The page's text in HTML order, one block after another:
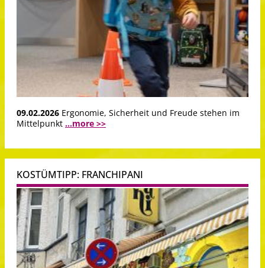
09.02.2026 Ergonomie, Sicherheit und Freude stehen im
Mittelpunkt ...more >>
KOSTÜMTIPP: FRANCHIPANI